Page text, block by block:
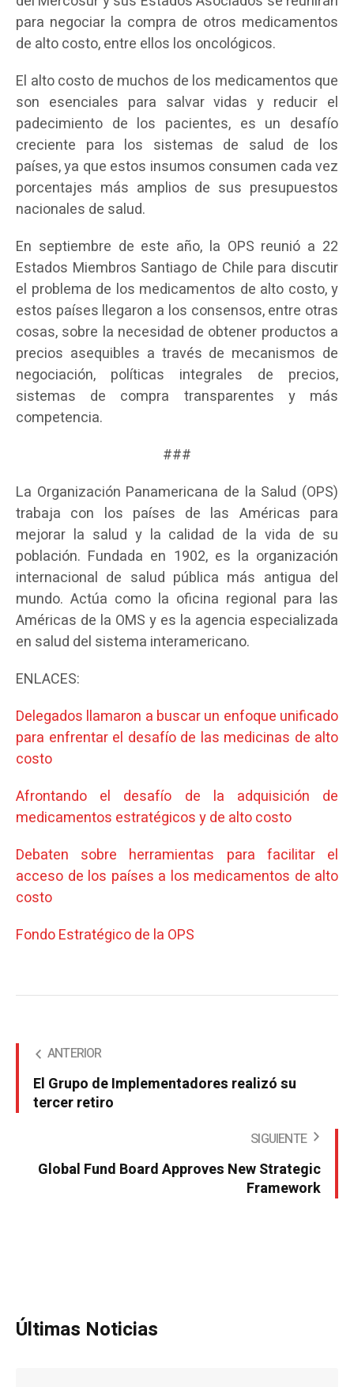
para negociar la compra de otros medicamentos
de alto costo, entre ellos los oncológicos.
El alto costo de muchos de los medicamentos que
son esenciales para salvar vidas y reducir el
padecimiento de los pacientes, es un desafío
creciente para los sistemas de salud de los
países, ya que estos insumos consumen cada vez
porcentajes más amplios de sus presupuestos
nacionales de salud.
En septiembre de este año, la OPS reunió a 22
Estados Miembros Santiago de Chile para discutir
el problema de los medicamentos de alto costo, y
estos países llegaron a los consensos, entre otras
cosas, sobre la necesidad de obtener productos a
precios asequibles a través de mecanismos de
negociación, políticas integrales de precios,
sistemas de compra transparentes y más
competencia.
###
La Organización Panamericana de la Salud (OPS)
trabaja con los países de las Américas para
mejorar la salud y la calidad de la vida de su
población. Fundada en 1902, es la organización
internacional de salud pública más antigua del
mundo. Actúa como la oficina regional para las
Américas de la OMS y es la agencia especializada
en salud del sistema interamericano.
ENLACES:
Delegados llamaron a buscar un enfoque unificado
para enfrentar el desafío de las medicinas de alto
costo
Afrontando el desafío de la adquisición de
medicamentos estratégicos y de alto costo
Debaten sobre herramientas para facilitar el
acceso de los países a los medicamentos de alto
costo
Fondo Estratégico de la OPS
ANTERIOR
El Grupo de Implementadores realizó su
tercer retiro
SIGUIENTE
Global Fund Board Approves New Strategic
Framework
Últimas Noticias